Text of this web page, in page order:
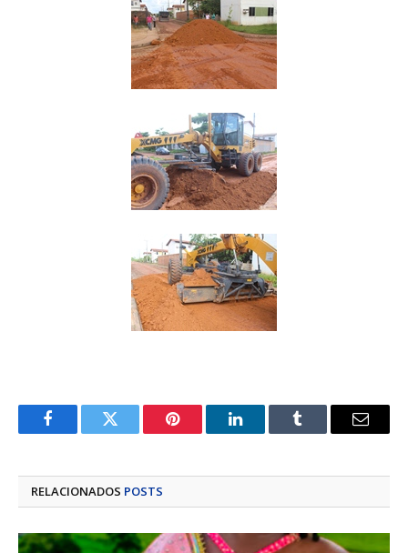
FacebookTwitter Pinterest LinkedInTumblr
E-
RELACIONADOS POSTS